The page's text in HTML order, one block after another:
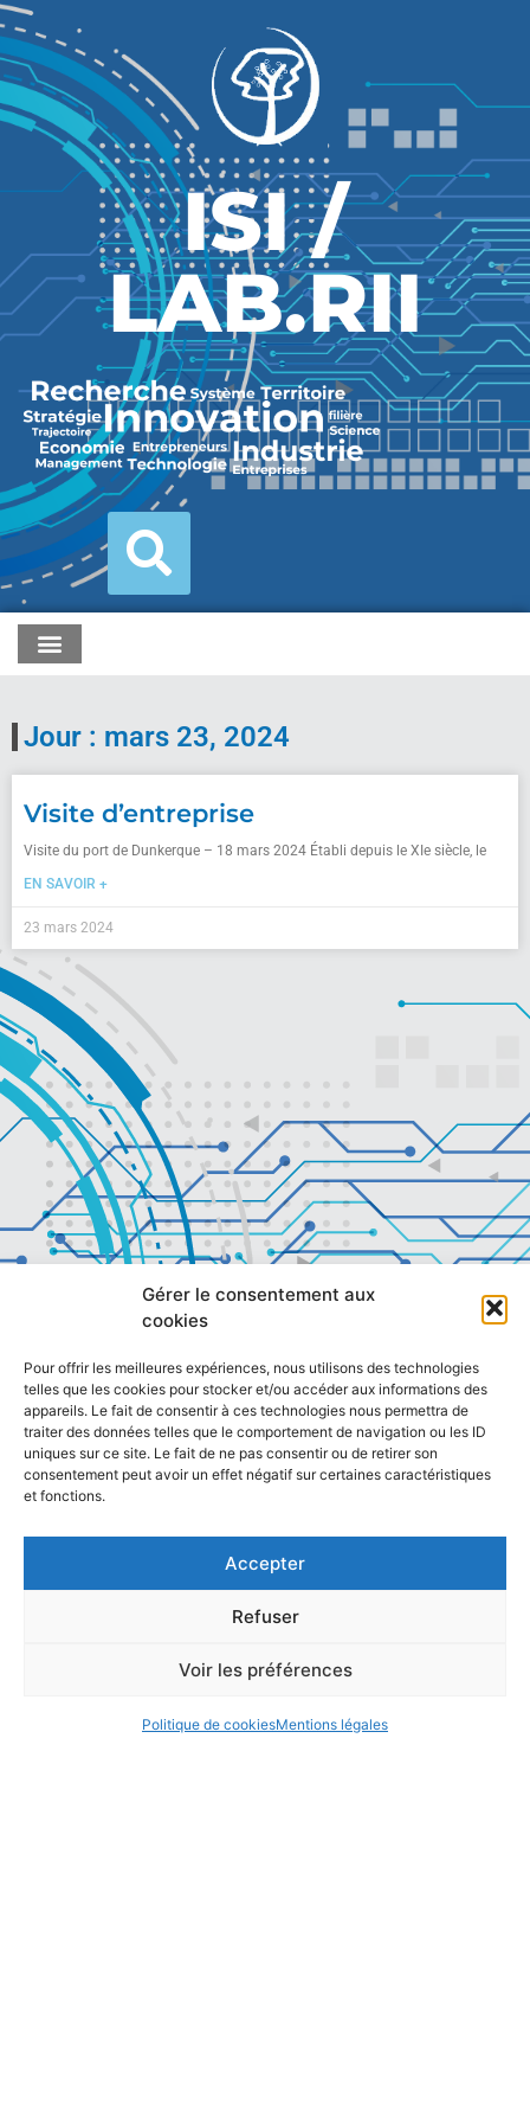
Gérer le consentement aux
cookies
Pour offrir les meilleures expériences, nous utilisons des technologies
telles que les cookies pour stocker et/ou accéder aux informations des
appareils. Le fait de consentir à ces technologies nous permettra de
traiter des données telles que le comportement de navigation ou les ID
uniques sur ce site. Le fait de ne pas consentir ou de retirer son
consentement peut avoir un effet négatif sur certaines caractéristiques
et fonctions.
Accepter
Refuser
Voir les préférences
Politique de cookiesMentions légales
ISI /
LAB.RII
Jour : mars 23, 2024
Visite d’entreprise
Visite du port de Dunkerque – 18 mars 2024 Établi depuis le XIe siècle, le
EN SAVOIR +
23 mars 2024